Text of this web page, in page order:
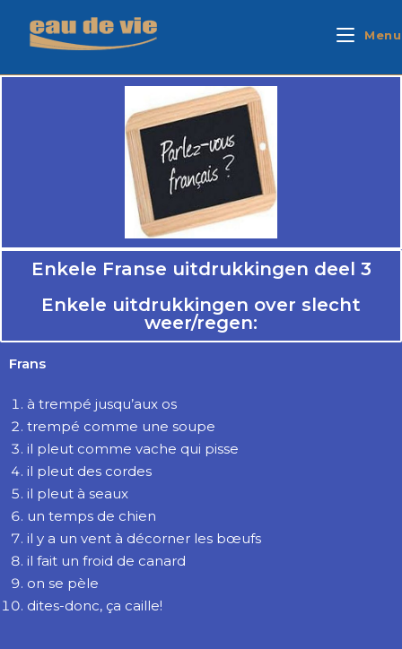
Menu
Enkele Franse uitdrukkingen deel 3
Enkele uitdrukkingen over slecht
weer/regen:
Frans
à trempé jusqu’aux os
trempé comme une soupe
il pleut comme vache qui pisse
il pleut des cordes
il pleut à seaux
un temps de chien
il y a un vent à décorner les bœufs
il fait un froid de canard
on se pèle
dites-donc, ça caille!